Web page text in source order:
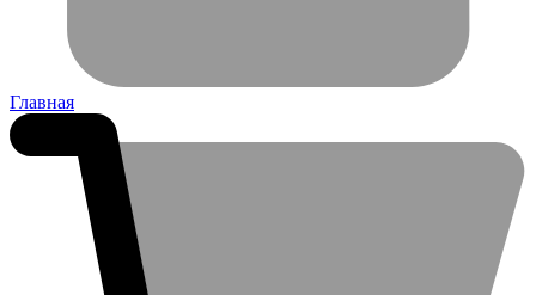
Главная